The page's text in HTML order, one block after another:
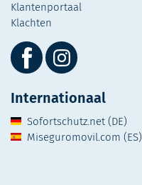
Klantenportaal
Klachten
Internationaal
Sofortschutz.net (DE)
Miseguromovil.com (ES)